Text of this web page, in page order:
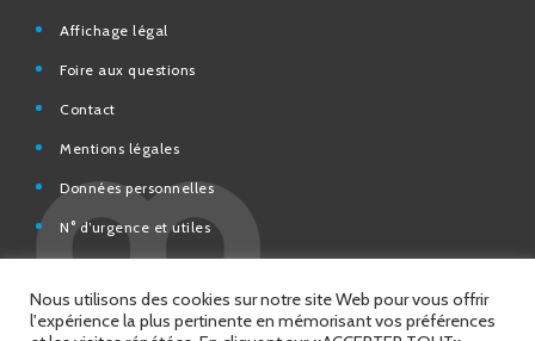
Charte de modération et de bonne conduite des Réseaux
sociaux de la Ville de Saint-Chamond
Nous utilisons des cookies sur notre site Web pour vous offrir
l'expérience la plus pertinente en mémorisant vos préférences